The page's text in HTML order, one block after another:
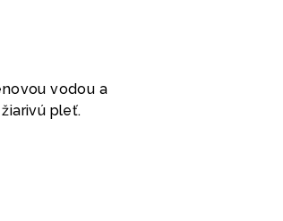
vodou a
pleť.